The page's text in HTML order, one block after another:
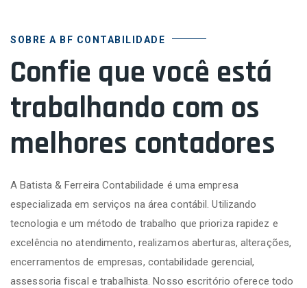
SOBRE A BF CONTABILIDADE
Confie que você está
trabalhando com os
melhores contadores
A Batista & Ferreira Contabilidade é uma empresa
especializada em serviços na área contábil. Utilizando
tecnologia e um método de trabalho que prioriza rapidez e
excelência no atendimento, realizamos aberturas, alterações,
encerramentos de empresas, contabilidade gerencial,
assessoria fiscal e trabalhista. Nosso escritório oferece todo